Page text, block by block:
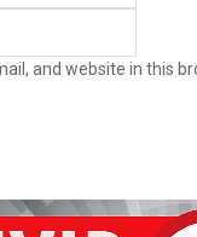
and website in this